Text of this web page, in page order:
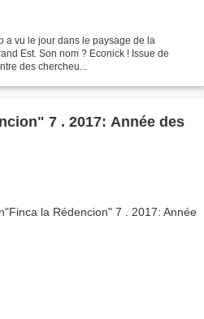
a vu le jour dans le paysage de la
Est. Son nom ? Econick ! Issue de
des chercheu...
7 . 2017: Année des